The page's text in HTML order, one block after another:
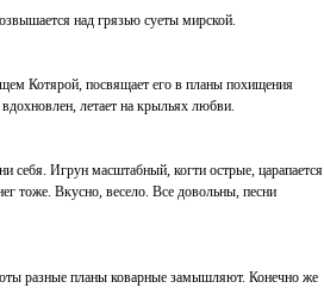
над грязью суеты мирской.
Котярой, посвящает его в планы похищения
летает на крыльях любви.
себя. Игрун масштабный, когти острые, царапается
тоже. Вкусно, весело. Все довольны, песни
разные планы коварные замышляют. Конечно же